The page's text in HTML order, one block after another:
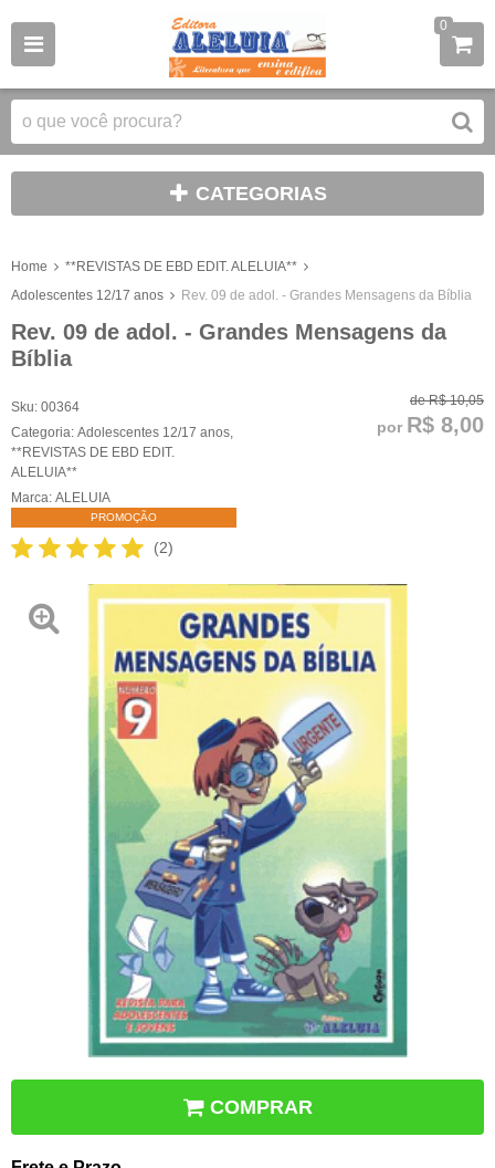
0
CATEGORIAS
Home
**REVISTAS DE EBD EDIT. ALELUIA**
Adolescentes 12/17 anos
Rev. 09 de adol. - Grandes Mensagens da Bíblia
Rev. 09 de adol. - Grandes Mensagens da
Bíblia
Sku: 00364
Categoria: Adolescentes 12/17 anos
**REVISTAS DE EBD EDIT.
ALELUIA**
Marca: ALELUIA
PROMOÇÃO
(2)
de R$ 10,05
por R$ 8,00
COMPRAR